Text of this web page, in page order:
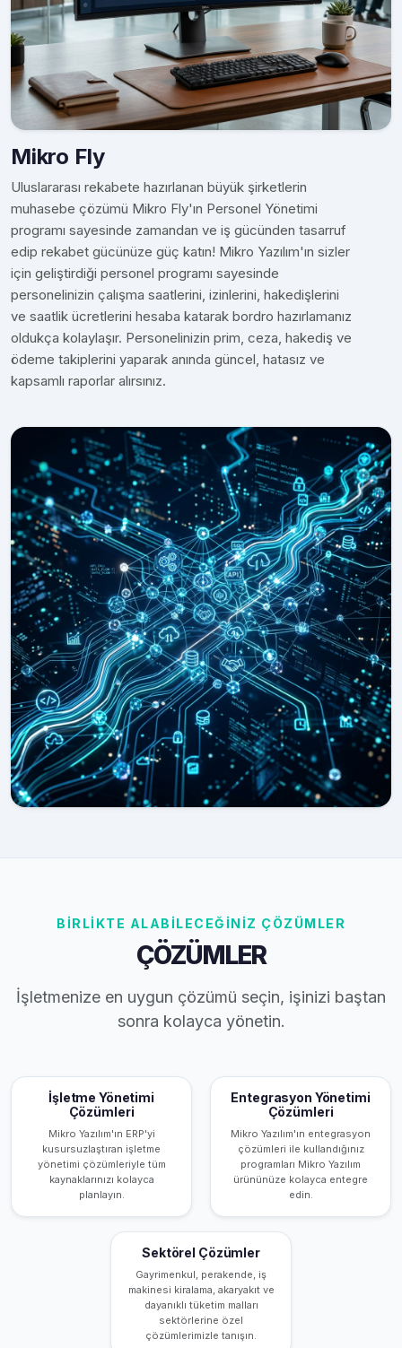
Mikro Fly
Uluslararası rekabete hazırlanan büyük şirketlerin
muhasebe çözümü Mikro Fly'ın Personel Yönetimi
programı sayesinde zamandan ve iş gücünden tasarruf
edip rekabet gücünüze güç katın! Mikro Yazılım'ın sizler
için geliştirdiği personel programı sayesinde
personelinizin çalışma saatlerini, izinlerini, hakedişlerini
ve saatlik ücretlerini hesaba katarak bordro hazırlamanız
oldukça kolaylaşır. Personelinizin prim, ceza, hakediş ve
ödeme takiplerini yaparak anında güncel, hatasız ve
kapsamlı raporlar alırsınız.
BİRLİKTE ALABİLECEĞİNİZ ÇÖZÜMLER
ÇÖZÜMLER
İşletmenize en uygun çözümü seçin, işinizi baştan
sonra kolayca yönetin.
İşletme Yönetimi
Çözümleri
Mikro Yazılım'ın ERP'yi
kusursuzlaştıran işletme
yönetimi çözümleriyle tüm
kaynaklarınızı kolayca
planlayın.
Entegrasyon Yönetimi
Çözümleri
Mikro Yazılım'ın entegrasyon
çözümleri ile kullandığınız
programları Mikro Yazılım
ürününüze kolayca entegre
edin.
Sektörel Çözümler
Gayrimenkul, perakende, iş
makinesi kiralama, akaryakıt ve
dayanıklı tüketim malları
sektörlerine özel
çözümlerimizle tanışın.